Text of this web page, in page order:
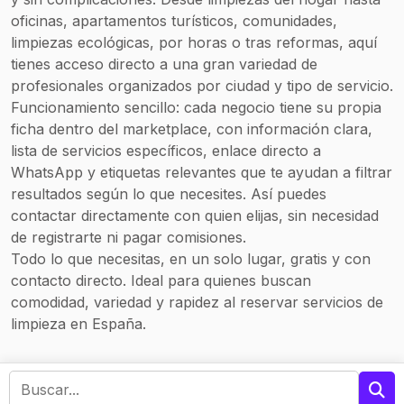
oficinas, apartamentos turísticos, comunidades,
limpiezas ecológicas, por horas o tras reformas, aquí
tienes acceso directo a una gran variedad de
profesionales organizados por ciudad y tipo de servicio.
Funcionamiento sencillo: cada negocio tiene su propia
ficha dentro del marketplace, con información clara,
lista de servicios específicos, enlace directo a
WhatsApp y etiquetas relevantes que te ayudan a filtrar
resultados según lo que necesites. Así puedes
contactar directamente con quien elijas, sin necesidad
de registrarte ni pagar comisiones.
Todo lo que necesitas, en un solo lugar, gratis y con
contacto directo. Ideal para quienes buscan
comodidad, variedad y rapidez al reservar servicios de
limpieza en España.